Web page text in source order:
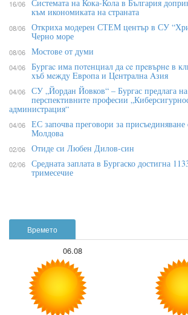
Времето
06.08
16/06 Системата на Кока-Кола в България
към икономиката на страната
08/06 Откриха модерен СТЕМ център в СУ
Черно море
08/06 Мостове от думи
04/06 Бypгac имa пoтeнциaл дa ce пpeвъpнe в
xъб мeждy Eвpoпa и Цeнтpaлнa Aзия
04/06 СУ „Йордан Йовков“ – Бургас предлага
перспективните професии
администрация“
04/06 ЕС започва преговори за
Молдова
02/06 Отиде си Любен Дилов-син
02/06 Средната заплата в Бургаско достигна
тримесечие